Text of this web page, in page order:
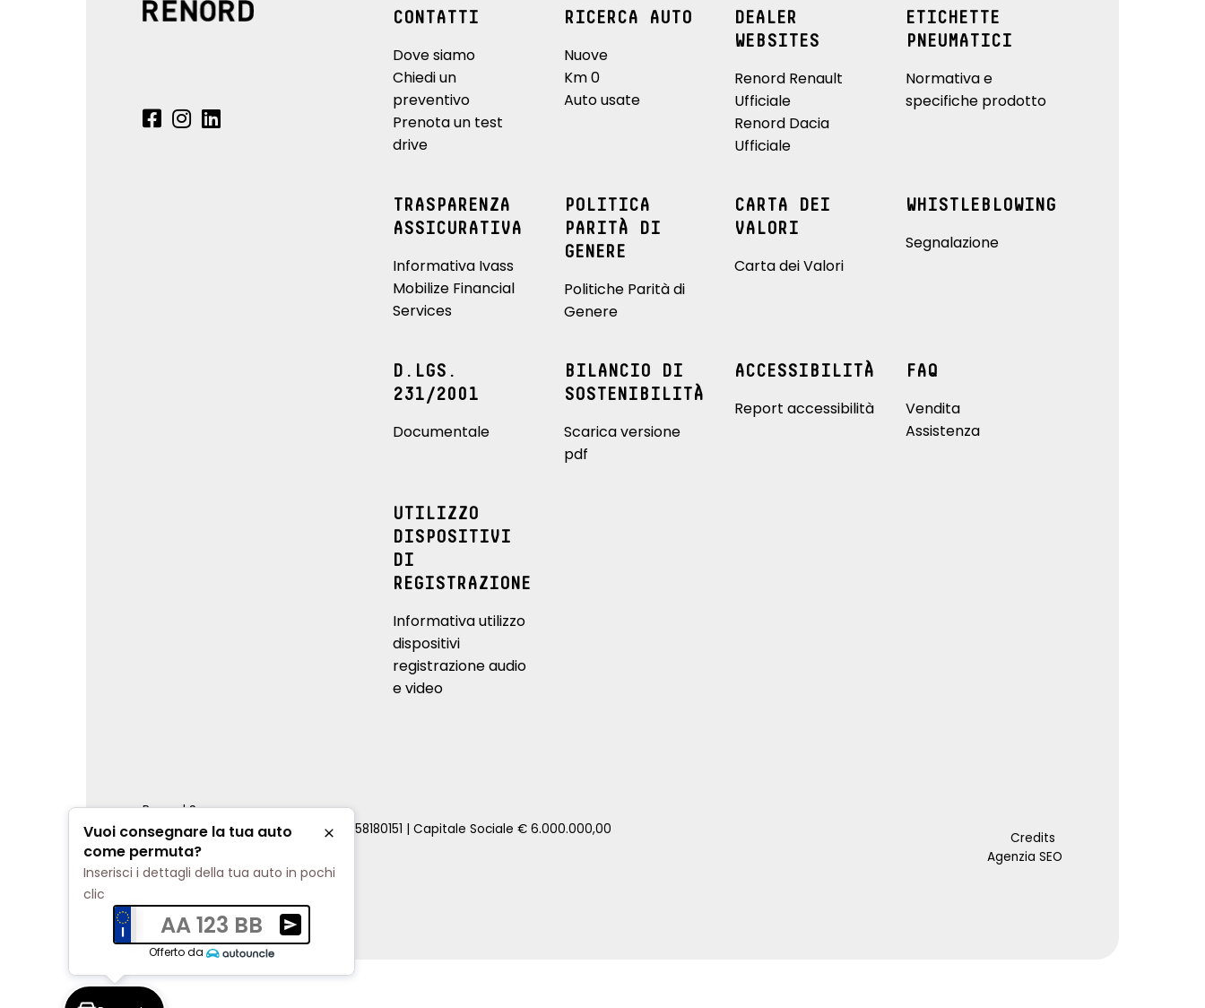
CONTATTI
Dove siamo
Chiedi un
preventivo
Prenota un test
drive
RICERCA AUTO
Nuove
Km 0
Auto usate
DEALER
WEBSITES
Renord Renault
Ufficiale
Renord Dacia
Ufficiale
ETICHETTE
PNEUMATICI
Normativa e
specifiche prodotto
TRASPARENZA
ASSICURATIVA
Informativa Ivass
Mobilize Financial
Services
POLITICA
PARITÀ DI
GENERE
Politiche Parità di
Genere
CARTA DEI
VALORI
Carta dei Valori
WHISTLEBLOWING
Segnalazione
D.LGS.
231/2001
Documentale
BILANCIO DI
SOSTENIBILITÀ
Scarica versione
pdf
ACCESSIBILITÀ
Report accessibilità
FAQ
Vendita
Assistenza
UTILIZZO
DISPOSITIVI
DI
REGISTRAZIONE
Informativa utilizzo
dispositivi
registrazione audio
e video
Renord S.p.a.
REA Milano 810796 | P.IVA e C.F. 00858180151 | Capitale Sociale € 6.000.000,00
Cookie Policy
Privacy Policy
Impostazioni di tracciamento
Credits
Agenzia SEO
Vuoi consegnare la tua auto
come permuta?
Chiudi
Inserisci i dettagli della tua auto in pochi
clic
AA 123 BB
Ricevi una valutazione della tua auto senza impegno
Offerto da